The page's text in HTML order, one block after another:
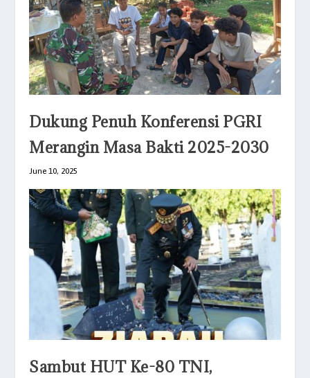
Dukung Penuh Konferensi PGRI
Merangin Masa Bakti 2025-2030
June 10, 2025
Sambut HUT Ke-80 TNI,